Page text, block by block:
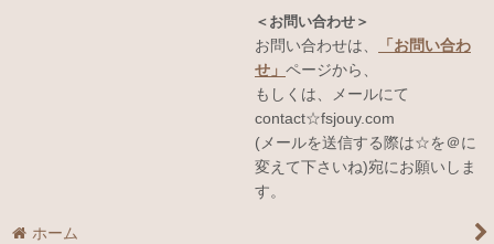
＜お問い合わせ＞
お問い合わせは、
「お問い合わ
せ」 ページから、
もしくは、メールにて
contact☆fsjouy.com
(メールを送信する際は☆を＠に
変えて下さいね)宛にお願いしま
す。
ホーム